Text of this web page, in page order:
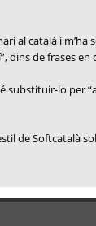
al català i
dins de frases en
lo per
de Softcatalà